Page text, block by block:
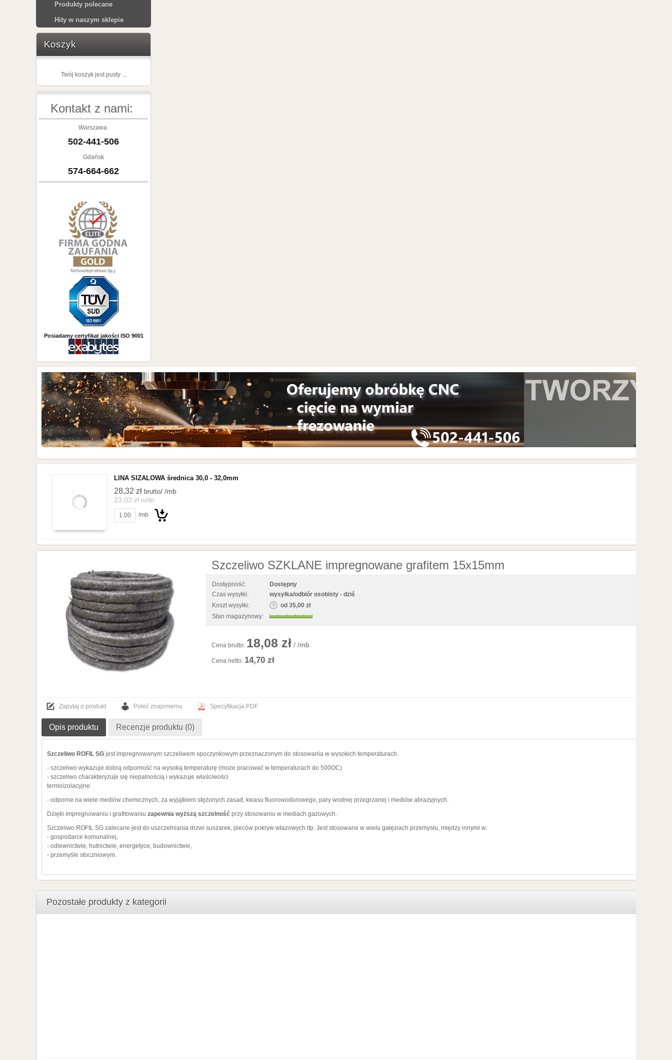
Produkty polecane
Hity w naszym sklepie
Koszyk
Twój koszyk jest pusty ...
Kontakt z nami:
Warszawa
502-441-506
Gdańsk
574-664-662
Posiadamy certyfikat jakości ISO 9001
LINA SIZALOWA średnica 30,0 - 32,0mm
28,32 zł brutto/ /mb
23,03 zł netto
/mb
koszyka
Szczeliwo SZKLANE impregnowane grafitem 15x15mm
Dostępność:
Dostępny
Czas wysyłki:
wysyłka/odbiór osobisty - dziś
Koszt wysyłki:
od 35,00 zł
Stan magazynowy:
Cena brutto: 18,08 zł / /mb
Cena netto: 14,70 zł
Zapytaj o produkt Poleć znajomemu Specyfikacja PDF
Opis produktu Recenzje produktu (0)
Szczeliwo ROFIL SG jest impregnowanym szczeliwem spoczynkowym przeznaczonym do stosowania w wysokich temperaturach.
- szczeliwo wykazuje dobrą odporność na wysoką temperaturę (może pracować w temperaturach do 500OC)
- szczeliwo charakteryzuje się niepalnością i wykazuje właściwości
termoizolacyjne
- odporne na wiele mediów chemicznych, za wyjątkiem stężonych zasad, kwasu fluorowodorowego, pary wodnej przegrzanej i mediów abrazyjnych.
Dzięki impregnowaniu i grafitowaniu zapewnia wyższą szczelność przy stosowaniu w mediach gazowych.
Szczeliwo ROFIL SG zalecane jest do uszczelniania drzwi suszarek, pieców pokryw włazowych itp. Jest stosowane w wielu gałęziach przemysłu, między innymi w:
- gospodarce komunalnej,
- odlewnictwie, hutnictwie, energetyce, budownictwie,
- przemyśle stoczniowym.
Pozostałe produkty z kategorii